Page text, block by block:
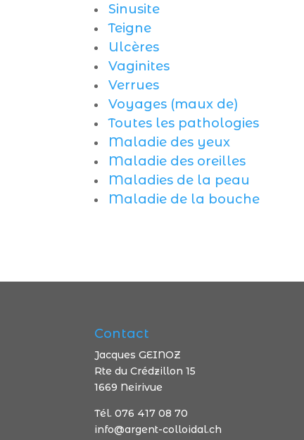
Sinusite
Teigne
Ulcères
Vaginites
Verrues
Voyages (maux de)
Toutes les pathologies
Maladie des yeux
Maladie des oreilles
Maladies de la peau
Maladie de la bouche
Contact
Jacques GEINOZ
Rte du Crédzillon 15
1669 Neirivue
Tél. 076 417 08 70
info@argent-colloidal.ch